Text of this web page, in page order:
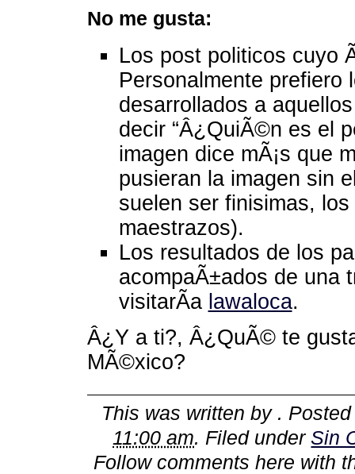
No me gusta:
Los post politicos cuyo
Personalmente prefiero
desarrollados a
decir “Â¿QuiÃ©n es el
imagen dice mÃ¡s que
pusieran la imagen sin
suelen ser finisimas,
maestrazos).
Los resultados de los
acompaÃ±ados de una
visitarÃ­a lawaloca.
Â¿Y a ti?, Â¿QuÃ© te
MÃ©xico?
This was written by .
11:00 am. Filed underSin
Follow comments here with